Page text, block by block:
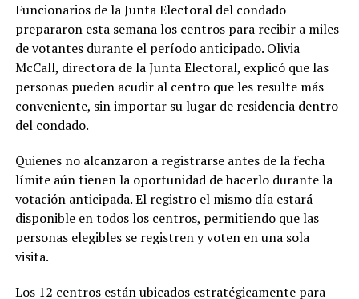
Funcionarios de la Junta Electoral del condado
prepararon esta semana los centros para recibir a miles
de votantes durante el período anticipado. Olivia
McCall, directora de la Junta Electoral, explicó que las
personas pueden acudir al centro que les resulte más
conveniente, sin importar su lugar de residencia dentro
del condado.
Quienes no alcanzaron a registrarse antes de la fecha
límite aún tienen la oportunidad de hacerlo durante la
votación anticipada. El registro el mismo día estará
disponible en todos los centros, permitiendo que las
personas elegibles se registren y voten en una sola
visita.
Los 12 centros están ubicados estratégicamente para